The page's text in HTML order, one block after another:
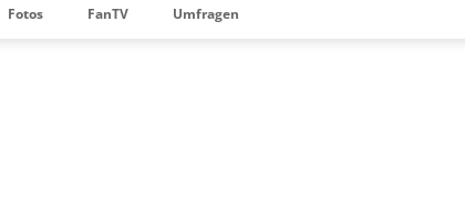
Fotos FanTV Umfragen